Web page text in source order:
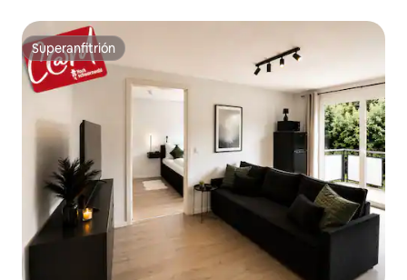
Superanfitrión
Superanfitrión